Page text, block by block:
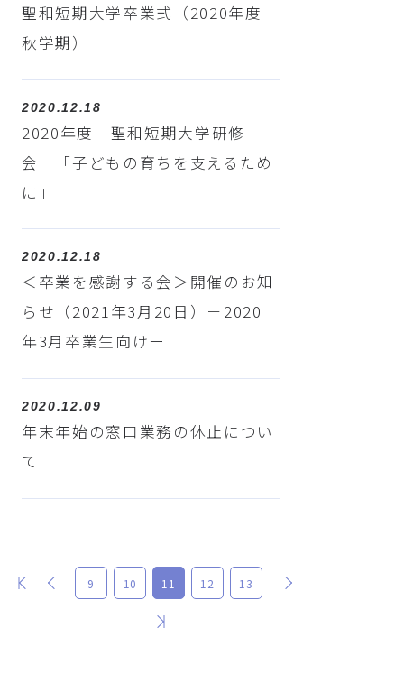
聖和短期大学卒業式（2020年度
秋学期）
2020.12.18
2020年度 聖和短期大学研修
会 「子どもの育ちを支えるため
に」
2020.12.18
＜卒業を感謝する会＞開催のお知
らせ（2021年3月20日）－2020
年3月卒業生向けー
2020.12.09
年末年始の窓口業務の休止につい
て
最初 前 9 10 11 12 13
最後